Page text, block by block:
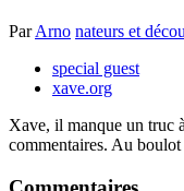
ParArno nateurs et
special guest
xave.org
Xave, il manque un truc
commentaires. Au